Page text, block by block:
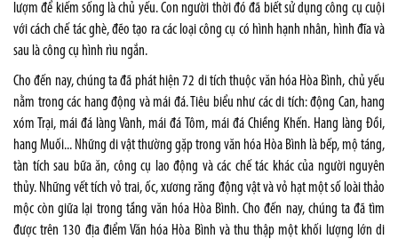
lượm để kiếm sống là chủ yếu. Con người thời đó đã biết sử dụng công cụ cuội
với cách chế tác ghè, đẽo tạo ra các loại công cụ có hình hạnh nhân, hình đĩa và
sau là công cụ hình rìu ngắn.
Cho đến nay, chúng ta đã phát hiện 72 di tích thuộc văn hóa Hòa Bình, chủ yếu
nằm trong các hang động và mái đá. Tiêu biểu như các di tích: động Can, hang
xóm Trại, mái đá làng Vành, mái đá Tôm, mái đá Chiềng Khến. Hang làng Đồi,
hang Muối... Những di vật thường gặp trong văn hóa Hòa Bình là bếp, mộ táng,
tàn tích sau bữa ăn, công cụ lao động và các chế tác khác của người nguyên
thủy. Những vết tích vỏ trai, ốc, xương răng động vật và vỏ hạt một số loài thảo
mộc còn giữa lại trong tầng văn hóa Hòa Bình. Cho đến nay, chúng ta đã tìm
được trên 130 địa điểm Văn hóa Hòa Bình và thu thập một khối lượng lớn di